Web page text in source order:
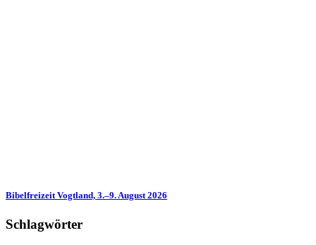
Bibelfreizeit Vogtland, 3.–9. August 2026
Schlagwörter